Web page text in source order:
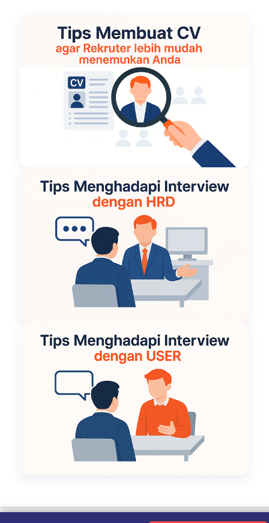
Kebijakan Privasi|Tentang Kami|